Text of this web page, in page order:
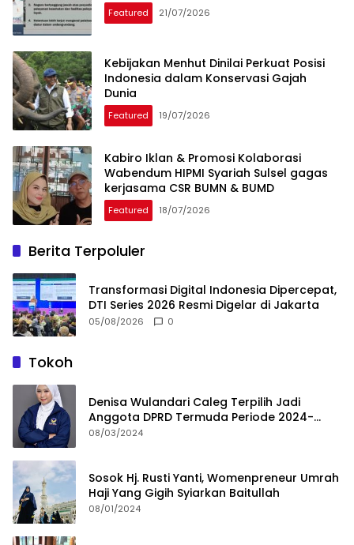
Featured 21/07/2026
Kebijakan Menhut Dinilai Perkuat Posisi
Indonesia dalam Konservasi Gajah
Dunia
Featured 19/07/2026
Kabiro Iklan & Promosi Kolaborasi
Wabendum HIPMI Syariah Sulsel gagas
kerjasama CSR BUMN & BUMD
Featured 18/07/2026
Berita Terpoluler
Transformasi Digital Indonesia Dipercepat,
DTI Series 2026 Resmi Digelar di Jakarta
05/08/2026 0
Tokoh
Denisa Wulandari Caleg Terpilih Jadi
Anggota DPRD Termuda Periode 2024-
2029
08/03/2024
Sosok Hj. Rusti Yanti, Womenpreneur Umrah
Haji Yang Gigih Syiarkan Baitullah
08/01/2024